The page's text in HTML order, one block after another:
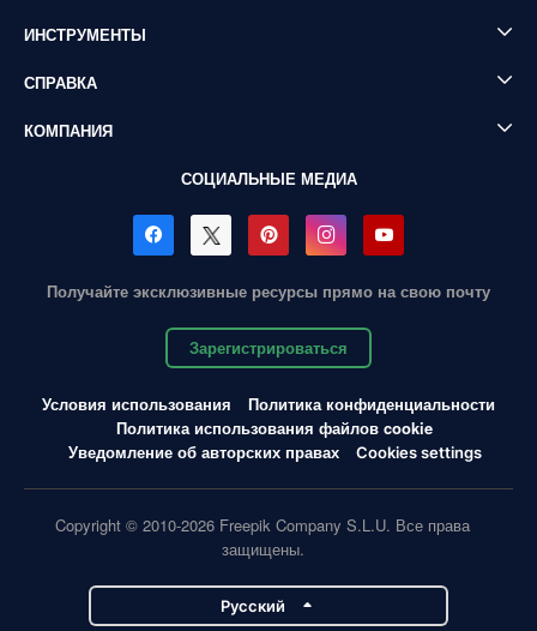
ИНСТРУМЕНТЫ
СПРАВКА
КОМПАНИЯ
СОЦИАЛЬНЫЕ МЕДИА
Получайте эксклюзивные ресурсы прямо на свою почту
Зарегистрироваться
Условия использования
Политика конфиденциальности
Политика использования файлов cookie
Уведомление об авторских правах
Cookies settings
Copyright © 2010-2026 Freepik Company S.L.U. Все права
защищены.
Pусский